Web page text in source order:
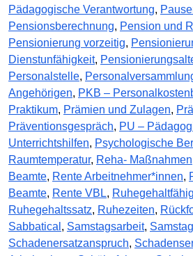
Pädagogische Verantwortung,
Pensionsberechnung, Pension und
Pensionierung vorzeitig,
Dienstunfähigkeit,
Personalstelle,
Angehörigen, PKB –
Praktikum, Prämien und Zulagen,
Präventionsgespräch, PU –
Unterrichtshilfen, Psychologische
Raumtemperatur, Reha- Maßnahmen
Beamte, Rente Arbeitnehmer*innen,
Beamte, Rente VBL,
Ruhegehaltssatz, Ruhezeiten,
Sabbatical , Samstagsarbeit,
Schadenersatzanspruch,